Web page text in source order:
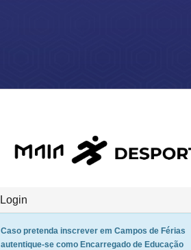
Login
Caso pretenda inscrever em Campos de Férias
autentique-se como Encarregado de Educação